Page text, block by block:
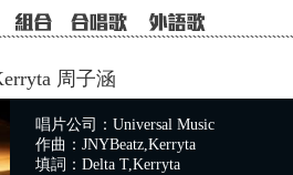
周子涵
唱片公司：Universal Music
作曲：JNYBeatz,Kerryta
填詞：Delta T,Kerryta